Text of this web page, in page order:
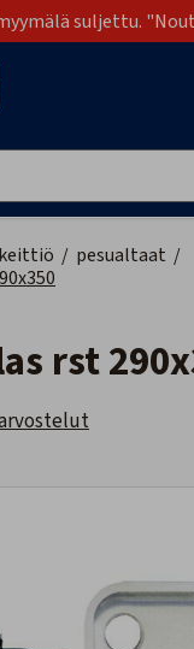
suljettu.
/ pesualtaat /
rst